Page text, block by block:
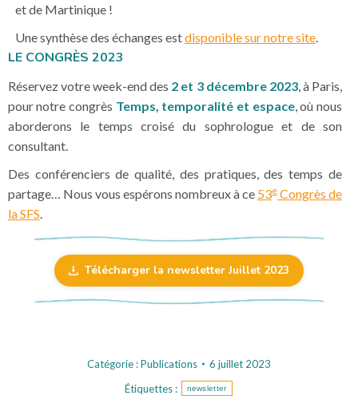
et de Martinique !
Une synthèse des échanges estdisponible sur notre site.
LE CONGRÈS 2023
Réservez votre week-end des 2 et 3 décembre 2023, à Paris,
pour notre congrès Temps, temporalité et espace, où nous
aborderons le temps croisé du sophrologue et de son
consultant.
Des conférenciers de qualité, des pratiques, des temps de
partage… Nous vous espérons nombreux à ce 53eCongrès de
la SFS.
Télécharger la newsletter Juillet 2023
Catégorie :Publications
6 juillet 2023
Étiquettes :
newsletter